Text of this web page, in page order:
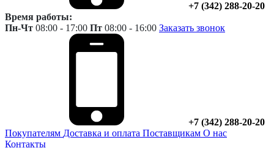
+7 (342) 288-20-20
Время работы:
Пн-Чт 08:00 - 17:00 Пт 08:00 - 16:00 Заказать звонок
+7 (342) 288-20-20
Покупателям Доставка и оплата Поставщикам О нас
Контакты